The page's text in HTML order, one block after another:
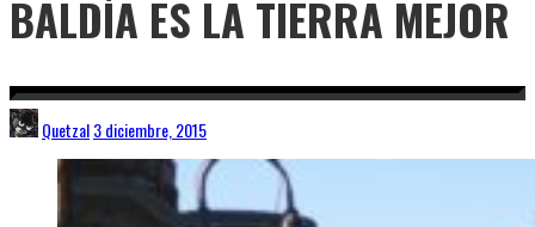
BALDÍA ES LA TIERRA MEJOR
Quetzal3 diciembre, 2015